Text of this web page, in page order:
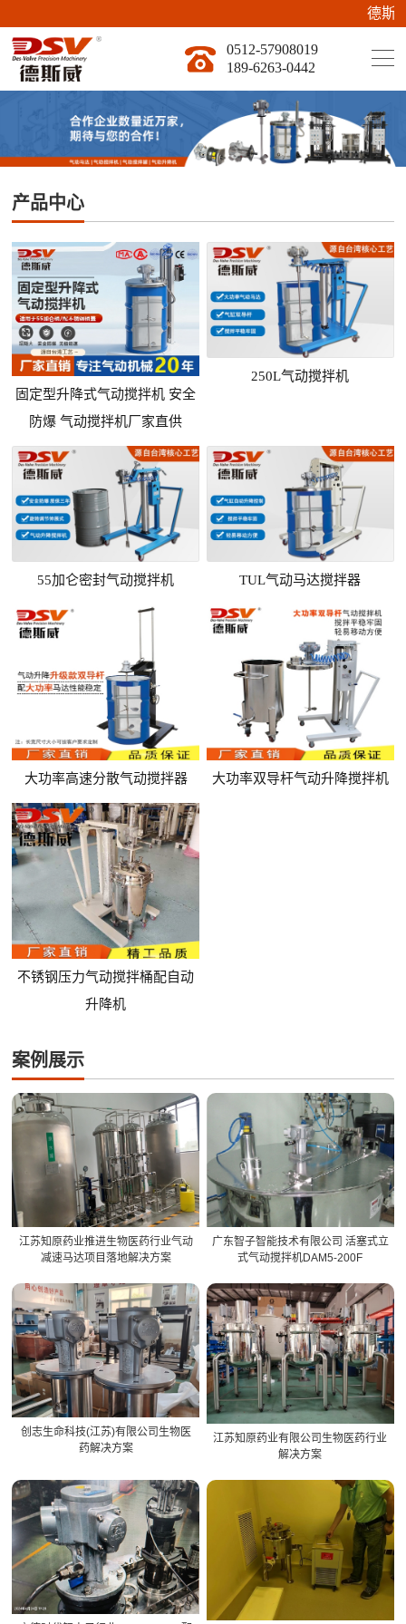
德斯威新
0512-57908019
189-6263-0442
产品中心
固定型升降式气动搅拌机 安全
防爆 气动搅拌机厂家直供
250L气动搅拌机
55加仑密封气动搅拌机 TUL气动马达搅拌器
大功率高速分散气动搅拌器 大功率双导杆气动升降搅拌机
不锈钢压力气动搅拌桶配自动
升降机
案例展示
江苏知原药业推进生物医药行业气动
减速马达项目落地解决方案
广东智子智能技术有限公司 活塞式立
式气动搅拌机DAM5-200F
创志生命科技(江苏)有限公司生物医
药解决方案
江苏知原药业有限公司生物医药行业
解决方案